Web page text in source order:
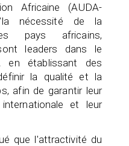
Africaine (AUDA-
nécessité de la
pays africains,
leaders dans le
en établissant des
la qualité et la
afin de garantir leur
et leur
que l'attractivité du